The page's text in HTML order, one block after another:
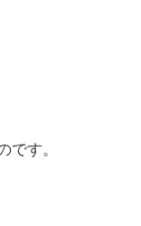
です。